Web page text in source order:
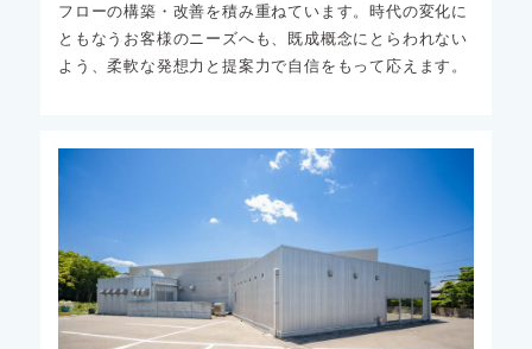
フローの構築・改善を積み重ねています。時代の変化に
ともなうお客様のニーズへも、既成概念にとらわれない
よう、柔軟な発想力と提案力で自信をもって応えます。